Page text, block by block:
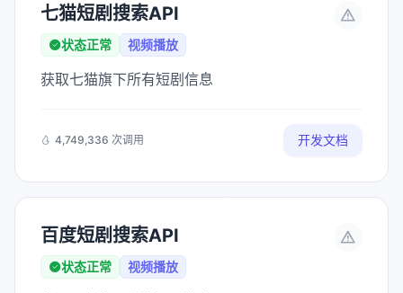
七猫短剧搜索API
状态正常 视频播放
获取七猫旗下所有短剧信息
4,749,336 次调用 开发文档
百度短剧搜索API
状态正常 视频播放